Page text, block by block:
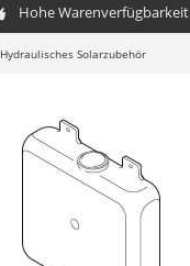
Hohe Warenverfügbarkeit
Hydraulisches Solarzubehör